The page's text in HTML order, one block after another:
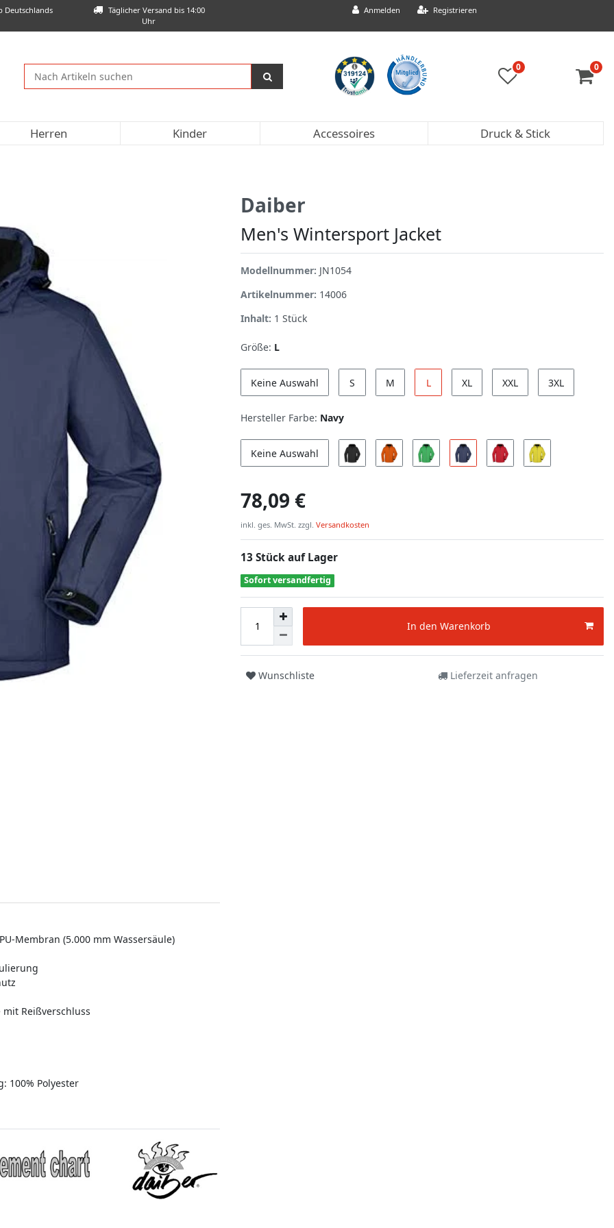
Anmelden Registrieren
Täglicher Versand bis 14:00
Uhr
Deutschlands
0 0
Herren Kinder Accessoires Druck & Stick
Daiber
Men's Wintersport Jacket
Modellnummer: JN1054
Artikelnummer: 14006
Inhalt: 1 Stück
Größe: L
Keine Auswahl S M L XL XXL 3XL
Hersteller Farbe: Navy
Keine Auswahl
78,09 €
inkl. ges. MwSt. zzgl. Versandkosten
13 Stück auf Lager
Sofort versandfertig
In den Warenkorb
Wunschliste Lieferzeit anfragen
Membran (5.000 mm Wassersäule)
Reißverschluss
100% Polyester